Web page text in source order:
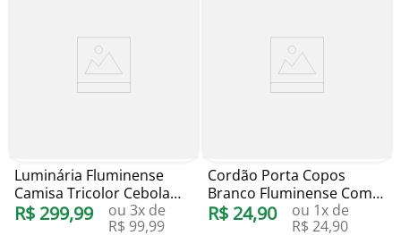
Luminária Fluminense
Camisa Tricolor Cebola
Brindes
R$ 299,99 ou 3x de
R$ 99,99
Cordão Porta Copos
Branco Fluminense Com
Mosquetão
R$ 24,90 ou 1x de
R$ 24,90